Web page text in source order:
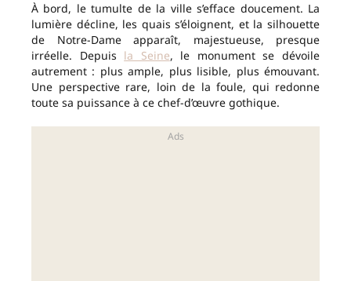
À bord, le tumulte de la ville s’efface doucement. La
lumière décline, les quais s’éloignent, et la silhouette
de Notre-Dame apparaît, majestueuse, presque
irréelle. Depuis la Seine, le monument se dévoile
autrement : plus ample, plus lisible, plus émouvant.
Une perspective rare, loin de la foule, qui redonne
toute sa puissance à ce chef-d’œuvre gothique.